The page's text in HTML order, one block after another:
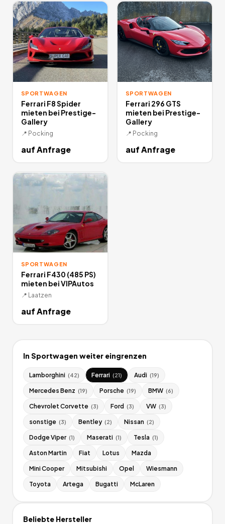
SPORTWAGEN
Ferrari F8 Spider
mieten bei Prestige-
Gallery
📍 Pocking
auf Anfrage
SPORTWAGEN
Ferrari 296 GTS
mieten bei Prestige-
Gallery
📍 Pocking
auf Anfrage
SPORTWAGEN
Ferrari F430 (485 PS)
mieten bei VIPAutos
📍 Laatzen
auf Anfrage
In Sportwagen weiter eingrenzen
Lamborghini (42) Ferrari (21) Audi (19)
Mercedes Benz (19) Porsche (19) BMW (6)
Chevrolet Corvette (3) Ford (3) VW (3)
sonstige (3) Bentley (2) Nissan (2)
Dodge Viper (1) Maserati (1) Tesla (1)
Aston Martin Fiat Lotus Mazda
Mini Cooper Mitsubishi Opel Wiesmann
Toyota Artega Bugatti McLaren
Beliebte Hersteller